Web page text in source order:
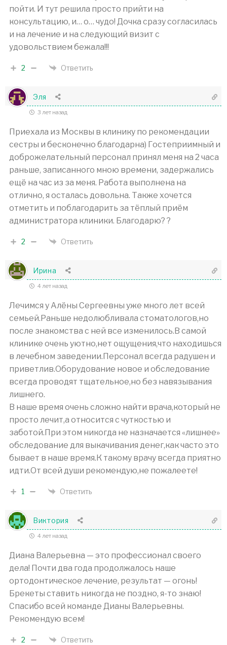
пойти. И тут решила просто прийти на
консультацию, и… о… чудо! Дочка сразу согласилась
и на лечение и на следующий визит с
удовольствием бежала!!!
2 Ответить
Эля
3 лет назад
Приехала из Москвы в клинику по рекомендации
сестры и бесконечно благодарна) Гостеприимный и
доброжелательный персонал принял меня на 2 часа
раньше, записанного мною времени, задержались
ещё на час из за меня. Работа выполнена на
отлично, я осталась довольна. Также хочется
отметить и поблагодарить за тёплый приём
администратора клиники. Благодарю? ?
2 Ответить
Ирина
4 лет назад
Лечимся у Алёны Сергеевны уже много лет всей
семьей.Раньше недолюбливала стоматологов,но
после знакомства с ней все изменилось.В самой
клинике очень уютно,нет ощущения,что находишься
в лечебном заведении.Персонал всегда радушен и
приветлив.Оборудование новое и обследование
всегда проводят тщательное,но без навязывания
лишнего.
В наше время очень сложно найти врача,который не
просто лечит,а относится с чуткостью и
заботой.При этом никогда не назначается «лишнее»
обследование для выкачивания денег,как часто это
бывает в наше время.К такому врачу всегда приятно
идти.От всей души рекомендую,не пожалеете!
1 Ответить
Виктория
4 лет назад
Диана Валерьевна — это профессионал своего
дела! Почти два года продолжалось наше
ортодонтическое лечение, результат — огонь!
Брекеты ставить никогда не поздно, я-то знаю!
Спасибо всей команде Дианы Валерьевны.
Рекомендую всем!
2 Ответить